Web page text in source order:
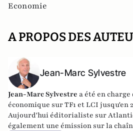
Economie
A PROPOS DES
Jean-Marc Sylvestre
Jean-Marc Sylvestre a été en
économique sur TF1 et LCI jusqu'en
Aujourd'hui éditorialiste sur
également une émission sur la